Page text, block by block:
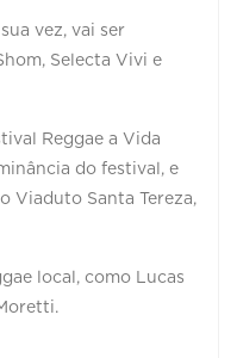
vez, vai ser
Selecta Vivi e
Reggae a Vida
do festival, e
Viaduto Santa Tereza,
local, como Lucas